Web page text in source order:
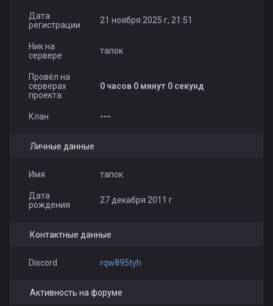
Дата
регистрации
21 ноября 2025 г, 21:51
Ник на
сервере
тапок
Провёл на
серверах
проекта:
0 часов 0 минут 0 секунд
Клан ---
Личные данные
Имя тапок
Дата
рождения
27 декабря 2011 г
Контактные данные
Discord rqw895tyh
Активность на форуме